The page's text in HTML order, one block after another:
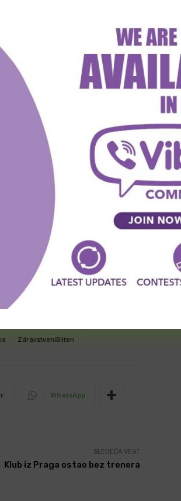
pratio njegov oporavak. Njegovo
kao i za njegove navijače.
dalje vesti o oporavku njihovog
vratiti na teren.
HitnaOperacija
PovratakNaTeren
ZdravstveniBilten
WhatsApp
SLEDEĆA VEST
Klub iz Praga ostao bez trenera